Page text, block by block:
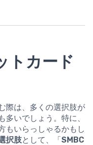
トカード
際は、多くの選択肢が
いでしょう。特に、
もいらっしゃるかもし
択肢として、「SMBC